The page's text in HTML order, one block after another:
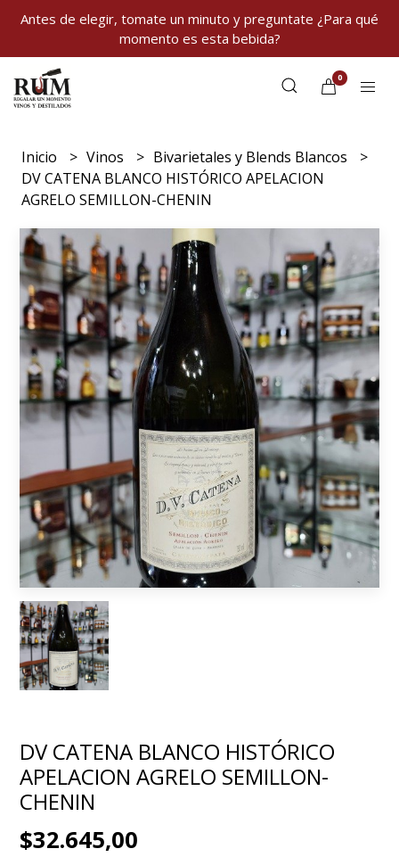
Antes de elegir, tomate un minuto y preguntate ¿Para qué
momento es esta bebida?
0
Inicio Vinos
Bivarietales y Blends Blancos
DV CATENA BLANCO HISTÓRICO APELACION
AGRELO SEMILLON-CHENIN
DV CATENA BLANCO HISTÓRICO
APELACION AGRELO SEMILLON-
CHENIN
$32.645,00